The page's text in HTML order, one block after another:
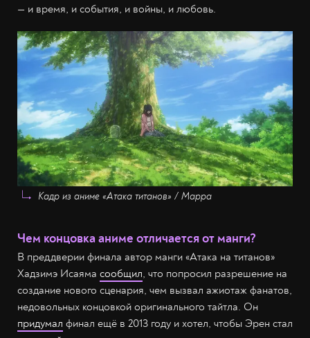
— и время, и события, и войны, и любовь.
Кадр из аниме «Атака титанов» / Mappa
Чем концовка аниме отличается от манги?
В преддверии финала автор манги «Атака на титанов»
Хадзимэ Исаяма сообщил, что попросил разрешение на
создание нового сценария, чем вызвал ажиотаж фанатов,
недовольных концовкой оригинального тайтла. Он
придумал финал ещё в 2013 году и хотел, чтобы Эрен стал